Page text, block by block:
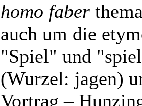
homo faber
auch um die
"Spiel" und
(Wurzel: jagen)
Vortrag –